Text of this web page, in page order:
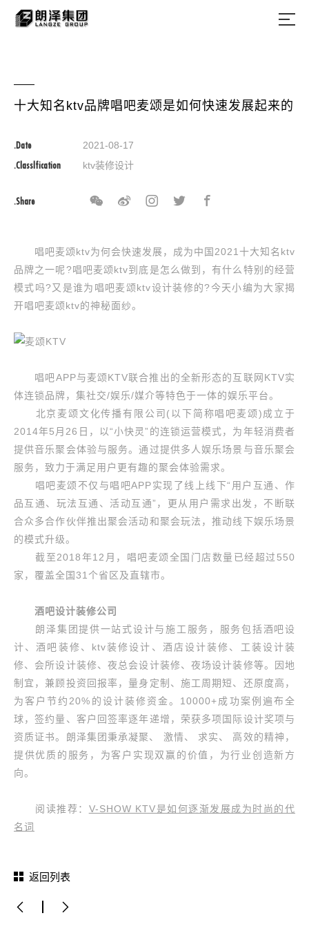
十大知名ktv品牌唱吧麦颂是如何快速发展起来的
.Date 2021-08-17
.Classlfication ktv装修设计
.Share
唱吧麦颂ktv为何会快速发展，成为中国2021十大知名ktv
品牌之一呢?唱吧麦颂ktv到底是怎么做到，有什么特别的经营
模式吗?又是谁为唱吧麦颂ktv设计装修的?今天小编为大家揭
开唱吧麦颂ktv的神秘面纱。
唱吧APP与麦颂KTV联合推出的全新形态的互联网KTV实
体连锁品牌，集社交/娱乐/媒介等特色于一体的娱乐平台。
北京麦颂文化传播有限公司(以下简称唱吧麦颂)成立于
2014年5月26日，以“小快灵”的连锁运营模式，为年轻消费者
提供音乐聚会体验与服务。通过提供多人娱乐场景与音乐聚会
服务，致力于满足用户更有趣的聚会体验需求。
唱吧麦颂不仅与唱吧APP实现了线上线下“用户互通、作
品互通、玩法互通、活动互通”，更从用户需求出发，不断联
合众多合作伙伴推出聚会活动和聚会玩法，推动线下娱乐场景
的模式升级。
截至2018年12月，唱吧麦颂全国门店数量已经超过550
家，覆盖全国31个省区及直辖市。
酒吧设计装修公司
朗泽集团提供一站式设计与施工服务，服务包括酒吧设
计、酒吧装修、ktv装修设计、酒店设计装修、工装设计装
修、会所设计装修、夜总会设计装修、夜场设计装修等。因地
制宜，兼顾投资回报率，量身定制、施工周期短、还原度高，
为客户节约20%的设计装修资金。10000+成功案例遍布全
球，签约量、客户回签率逐年递增，荣获多项国际设计奖项与
资质证书。朗泽集团秉承凝聚、 激情、 求实、 高效的精神，
提供优质的服务，为客户实现双赢的价值，为行业创造新方
向。
阅读推荐： V-SHOW KTV是如何逐渐发展成为时尚的代
名词
返回列表